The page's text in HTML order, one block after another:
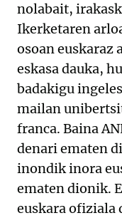
nolabait,
Ikerketaren
osoan euskaraz
eskasa dauka,
badakigu
mailan
franca. Baina
denari ematen
inondik inora
ematen dionik.
euskara ofiziala